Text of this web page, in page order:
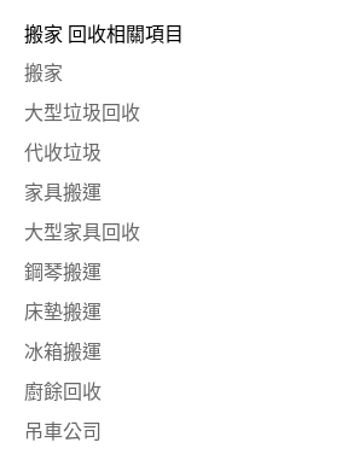
搬家 回收相關項目
搬家
大型垃圾回收
代收垃圾
家具搬運
大型家具回收
鋼琴搬運
床墊搬運
冰箱搬運
廚餘回收
吊車公司